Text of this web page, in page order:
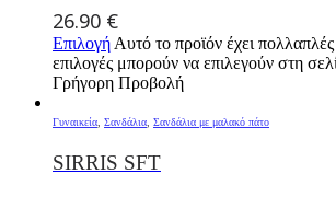
26.90 €
Επιλογή Αυτό το προϊόν έχει
επιλογές μπορούν να επιλεγούν στη
Γρήγορη Προβολή
Γυναικεία Σανδάλια Σανδάλια με μαλακό πάτο
SIRRIS SFT